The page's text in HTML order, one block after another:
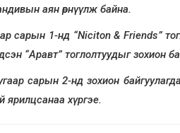
аян өрнүүлж байна.
сарын 1-нд “Niciton & Friends”
“Аравт” тоглолтуудыг зохион
сарын 2-нд зохион
ярилцсанаа хүргэе.